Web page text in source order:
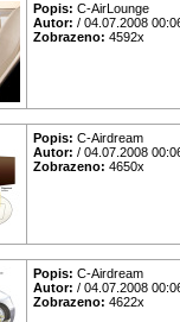
Popis: C-AirLounge
Autor: / 04.07.2008
Zobrazeno: 4592x
Popis: C-Airdream
Autor: / 04.07.2008
Zobrazeno: 4650x
Popis: C-Airdream
Autor: / 04.07.2008
Zobrazeno: 4622x